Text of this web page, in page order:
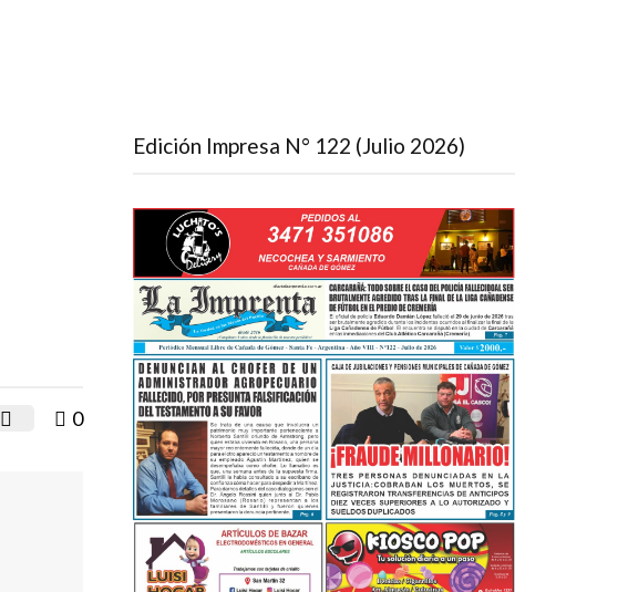
0
Edición Impresa N° 122 (Julio 2026)